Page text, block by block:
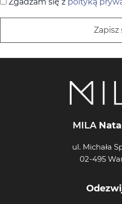
MILA
ul. Michała
02-495